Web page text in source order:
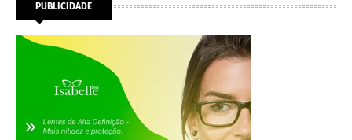
PUBLICIDADE